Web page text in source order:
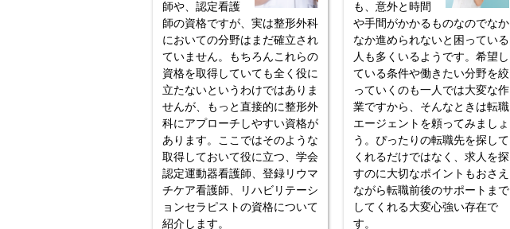
師や、認定看護
師の資格ですが、実は整形外科
においての分野はまだ確立され
ていません。もちろんこれらの
資格を取得していても全く役に
立たないというわけではありま
せんが、もっと直接的に整形外
科にアプローチしやすい資格が
あります。ここではそのような
取得しておいて役に立つ、学会
認定運動器看護師、登録リウマ
チケア看護師、リハビリテーシ
ョンセラピストの資格について
紹介します。
も、意外と時間
や手間がかかるものなのでなか
なか進められないと困っている
人も多くいるようです。希望し
ている条件や働きたい分野を絞
っていくのも一人では大変な作
業ですから、そんなときは転職
エージェントを頼ってみましょ
う。ぴったりの転職先を探して
くれるだけではなく、求人を探
すのに大切なポイントもおさえ
ながら転職前後のサポートまで
してくれる大変心強い存在で
す。